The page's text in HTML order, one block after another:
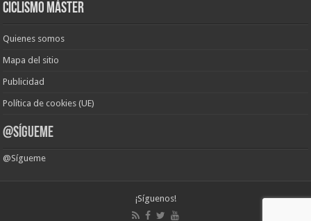
Ciclismo Máster
Quienes somos
Mapa del sitio
Publicidad
Política de cookies (UE)
@Sígueme
@Sígueme
¡Síguenos!